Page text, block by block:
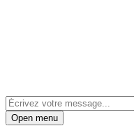
Open menu